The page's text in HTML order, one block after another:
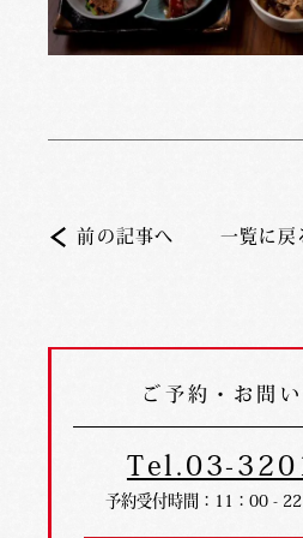
前の記事へ 一覧に戻
ご予約・お問
Tel.03-
予約受付時間：11：00 - 22